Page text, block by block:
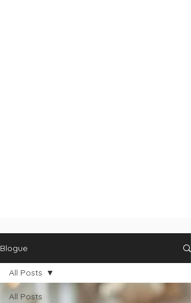
Blogue
All Posts
All Posts